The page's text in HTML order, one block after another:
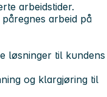
arbeidstider.
arbeid på
løsninger til kundens
og klargjøring til